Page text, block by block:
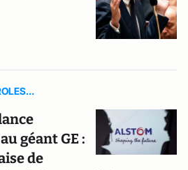
géant GE :
de